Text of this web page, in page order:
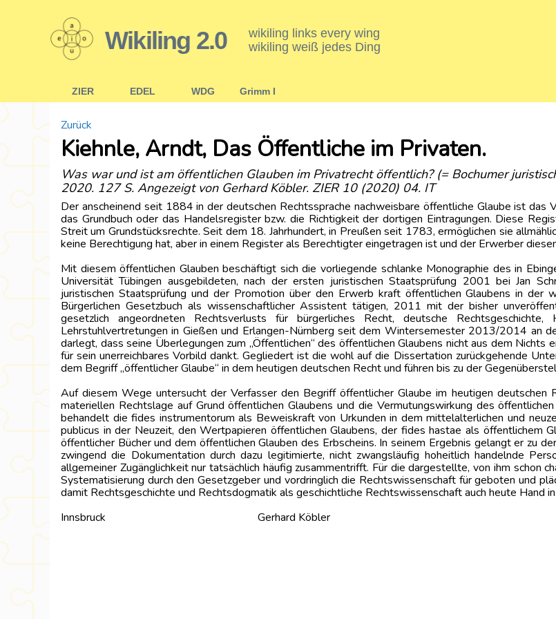
Wikiling 2.0
wikiling links every wing
wikiling weiß jedes Ding
ZIER EDEL WDG Grimm I
Zurück
Kiehnle, Arndt, Das Öffentliche im Privaten.
Was war und ist am öffentlichen Glauben im Privatrecht öffentlich? (= Bochumer
2020. 127 S. Angezeigt von Gerhard Köbler. ZIER 10 (2020) 04. IT
Der anscheinend seit 1884 in der deutschen Rechtssprache nachweisbare öffentliche Glaube ist
das Grundbuch oder das Handelsregister bzw. die Richtigkeit der dortigen Eintragungen. Diese
Streit um Grundstücksrechte. Seit dem 18. Jahrhundert, in Preußen seit 1783, ermöglichen sie
keine Berechtigung hat, aber in einem Register als Berechtigter eingetragen ist und der Erwerber
Mit diesem öffentlichen Glauben beschäftigt sich die vorliegende schlanke Monographie des in
Universität Tübingen ausgebildeten, nach der ersten juristischen Staatsprüfung 2001 bei Jan
juristischen Staatsprüfung und der Promotion über den Erwerb kraft öffentlichen Glaubens in
Bürgerlichen Gesetzbuch als wissenschaftlicher Assistent tätigen, 2011 mit der bisher
gesetzlich angeordneten Rechtsverlusts für bürgerliches Recht, deutsche
Lehrstuhlvertretungen in Gießen und Erlangen-Nürnberg seit dem Wintersemester 2013/2014 an
darlegt, dass seine Überlegungen zum „Öffentlichen“ des öffentlichen Glaubens nicht aus dem
für sein unerreichbares Vorbild dankt. Gegliedert ist die wohl auf die Dissertation zurückgehende
dem Begriff „öffentlicher Glaube“ in dem heutigen deutschen Recht und führen bis zu der
Auf diesem Wege untersucht der Verfasser den Begriff öffentlicher Glaube im heutigen
materiellen Rechtslage auf Grund öffentlichen Glaubens und die Vermutungswirkung des
behandelt die fides instrumentorum als Beweiskraft von Urkunden in dem mittelalterlichen und
publicus in der Neuzeit, den Wertpapieren öffentlichen Glaubens, der fides hastae als öffentlichem
öffentlicher Bücher und dem öffentlichen Glauben des Erbscheins. In seinem Ergebnis gelangt er zu
zwingend die Dokumentation durch dazu legitimierte, nicht zwangsläufig hoheitlich handelnde
allgemeiner Zugänglichkeit nur tatsächlich häufig zusammentrifft. Für die dargestellte, von ihm schon
Systematisierung durch den Gesetzgeber und vordringlich die Rechtswissenschaft für geboten und
damit Rechtsgeschichte und Rechtsdogmatik als geschichtliche Rechtswissenschaft auch heute Hand
Innsbruck
Gerhard Köbler